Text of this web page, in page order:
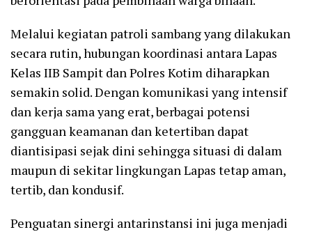
Melalui kegiatan patroli sambang yang dilakukan
secara rutin, hubungan koordinasi antara Lapas
Kelas IIB Sampit dan Polres Kotim diharapkan
semakin solid. Dengan komunikasi yang intensif
dan kerja sama yang erat, berbagai potensi
gangguan keamanan dan ketertiban dapat
diantisipasi sejak dini sehingga situasi di dalam
maupun di sekitar lingkungan Lapas tetap aman,
tertib, dan kondusif.
Penguatan sinergi antarinstansi ini juga menjadi